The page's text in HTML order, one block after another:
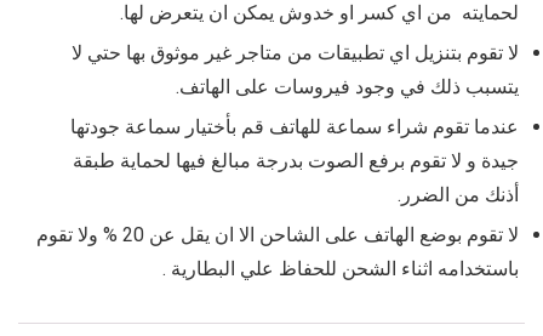
لحمايته من اي كسر او خدوش يمكن ان يتعرض لها.
لا تقوم بتنزيل اي تطبيقات من متاجر غير موثوق بها حتي لا
يتسبب ذلك في وجود فيروسات على الهاتف.
عندما تقوم شراء سماعة للهاتف قم بأختيار سماعة جودتها
جيدة و لا تقوم برفع الصوت بدرجة مبالغ فيها لحماية طبقة
أذنك من الضرر.
لا تقوم بوضع الهاتف على الشاحن الا ان يقل عن 20 % ولا تقوم
باستخدامه اثناء الشحن للحفاظ علي البطارية .